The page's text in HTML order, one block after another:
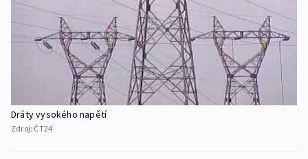
Dráty vysokého napětí
Zdroj: ČT24